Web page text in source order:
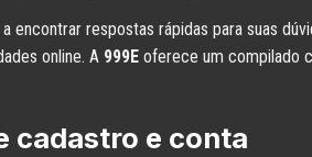
encontrar respostas rápidas para suas
online. A 999E oferece um compilado
cadastro e conta